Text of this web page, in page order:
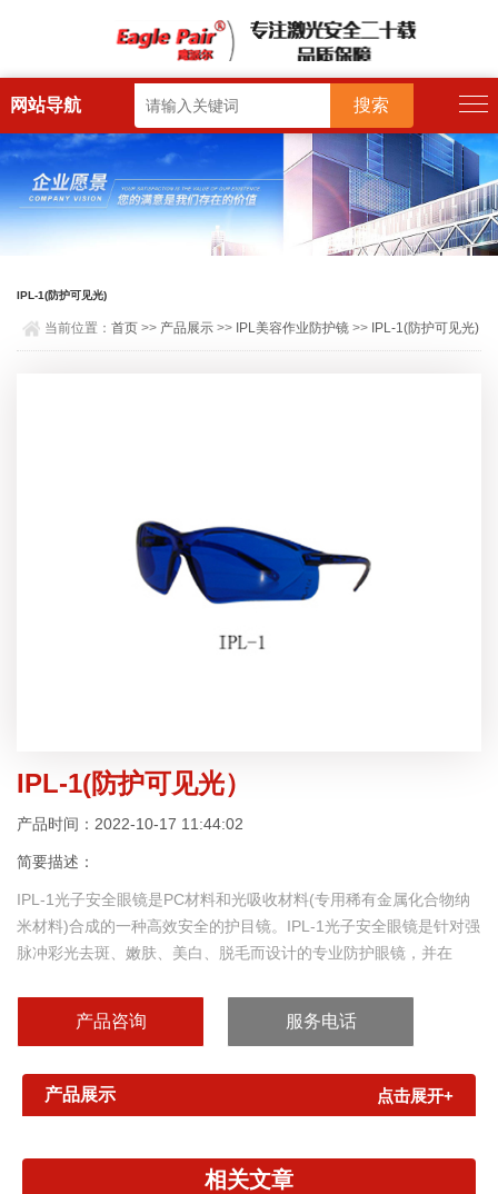
网站导航
IPL-1(防护可见光)
当前位置：首页 >> 产品展示 >> IPL美容作业防护镜 >> IPL-1(防护可见光)
IPL-1(防护可见光）
产品时间：2022-10-17 11:44:02
简要描述：
IPL-1光子安全眼镜是PC材料和光吸收材料(专用稀有金属化合物纳
米材料)合成的一种高效安全的护目镜。IPL-1光子安全眼镜是针对强
脉冲彩光去斑、嫩肤、美白、脱毛而设计的专业防护眼镜，并在
晰而又没...
产品咨询 服务电话
产品展示 点击展开+
相关文章